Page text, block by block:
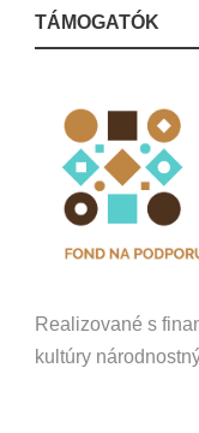
TÁMOGATÓK
Realizované s
kultúry